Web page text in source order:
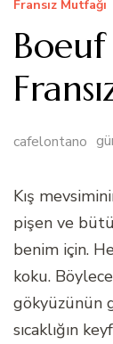
Fransız Mutfağı
cafelontano
Kış
pişen ve
benim için.
koku.
gökyüzünün
sıcaklığın